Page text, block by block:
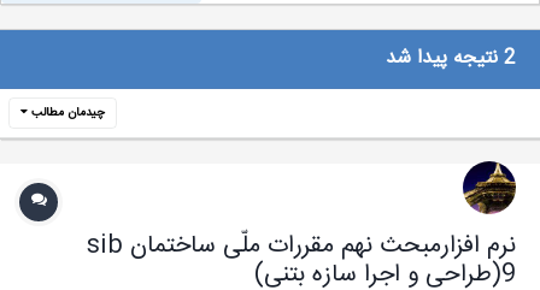
چیدمان مطالب
نرم افزارمبحث نهم مقررات ملّی ساختمان sib